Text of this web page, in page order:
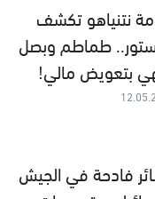
نتنياهو تكشف
طماطم وبصل
بتعويض مالي!
فادحة في الجيش